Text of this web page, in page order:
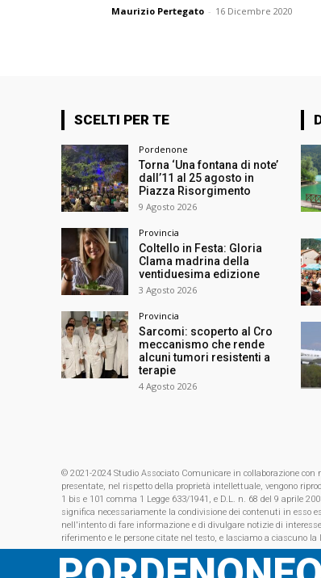
Maurizio Pertegato - 16 Dicembre 2020
SCELTI PER TE
Pordenone
Torna ‘Una fontana di note’
dall’11 al 25 agosto in
Piazza Risorgimento
9 Agosto 2026
Provincia
Coltello in Festa: Gloria
Clama madrina della
ventiduesima edizione
3 Agosto 2026
Provincia
Sarcomi: scoperto al Cro
meccanismo che rende
alcuni tumori resistenti a
terapie
4 Agosto 2026
© 2021-2024 Studio Associato Comunicare in collaborazione
presentate, nel rispetto della proprietà intellettuale, vengono
1 bis e 101 comma 1 Legge 633/1941, e D.L. n. 68 del 9 aprile
significa necessariamente la condivisione dei contenuti in esso
nell'intento di fare informazione e di divulgare notizie di
riferimento e le persone citate nel testo, e lasciamo a ciascuno la